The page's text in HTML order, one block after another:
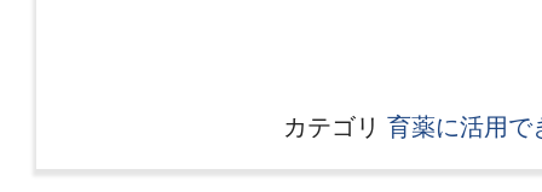
カテゴリ 育薬に活用で